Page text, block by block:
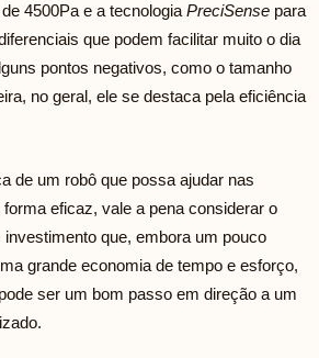
4500Pa e a tecnologiaPreciSense para
que podem facilitar muito o dia
pontos negativos, como o tamanho
no geral, ele se destaca pela eficiência
de um robô que possa ajudar nas
eficaz, vale a pena considerar o
que, embora um pouco
grande economia de tempo e esforço,
ser um bom passo em direção a um